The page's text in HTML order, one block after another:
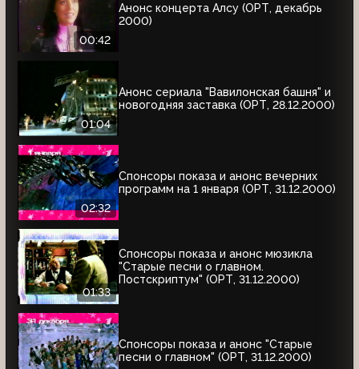
00:42
Анонс концерта Алсу (ОРТ, декабрь
2000)
01:04
Анонс сериала "Вавилонская башня" и
новогодняя заставка (ОРТ, 28.12.2000)
02:32
Спонсоры показа и анонс вечерних
программ на 1 января (ОРТ, 31.12.2000)
01:33
Спонсоры показа и анонс мюзикла
"Старые песни о главном.
Постскриптум" (ОРТ, 31.12.2000)
Спонсоры показа и анонс "Старые
песни о главном" (ОРТ, 31.12.2000)